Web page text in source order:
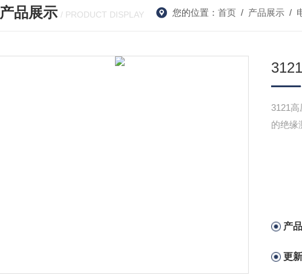
产品展示 / PRODUCT DISPLAY 您的位置： 首页/ 产品展示/
3121
的绝缘
产
更